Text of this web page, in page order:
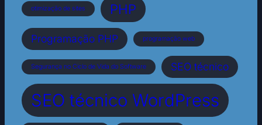
otimização de sites PHP
Programação PHP programação web
Segurança no Ciclo de Vida do Software SEO técnico
SEO técnico WordPress